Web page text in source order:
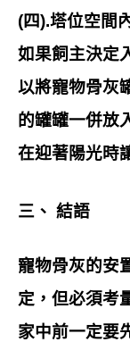
(四).塔位空間
如果飼主決定
以將寵物骨灰
的罐罐一併放
在迎著陽光時
三、 結語
寵物骨灰的安
定，但必須考
家中前一定要